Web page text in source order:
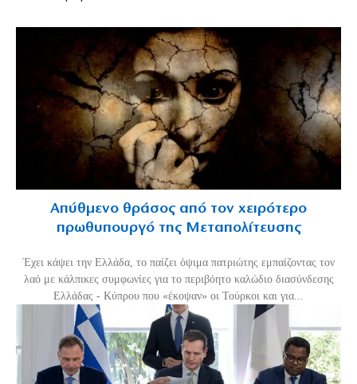
Απύθμενο θράσος από τον χειρότερο
πρωθυπουργό της Μεταπολίτευσης
Έχει κάψει την Ελλάδα, το παίζει όψιμα πατριώτης εμπαίζοντας τον
λαό με κάλπικες συμφωνίες για το περιβόητο καλώδιο διασύνδεσης
Ελλάδας - Κύπρου που «έκοψαν» οι Τούρκοι και για...